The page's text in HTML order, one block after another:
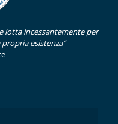
lotta incessantemente per
esistenza”